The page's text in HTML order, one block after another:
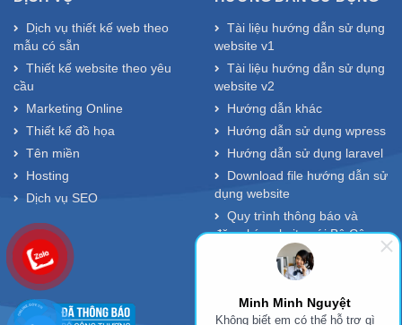
Dịch vụ thiết kế web theo
mẫu có sẵn
Thiết kế website theo yêu
cầu
Marketing Online
Thiết kế đồ họa
Tên miền
Hosting
Dịch vụ SEO
Tài liệu hướng dẫn sử dụng
website v1
Tài liệu hướng dẫn sử dụng
website v2
Hướng dẫn khác
Hướng dẫn sử dụng wpress
Hướng dẫn sử dụng laravel
Download file hướng dẫn sử
dụng website
Quy trình thông báo và
đăng ký website với Bộ Công
Minh Minh Nguyệt
Không biết em có thể hỗ trợ gì